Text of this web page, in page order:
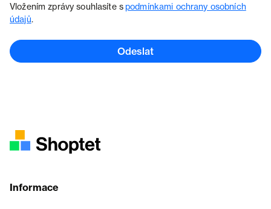
Vložením zprávy souhlasíte spodmínkami ochrany osobních
údajů.
Odeslat
Informace